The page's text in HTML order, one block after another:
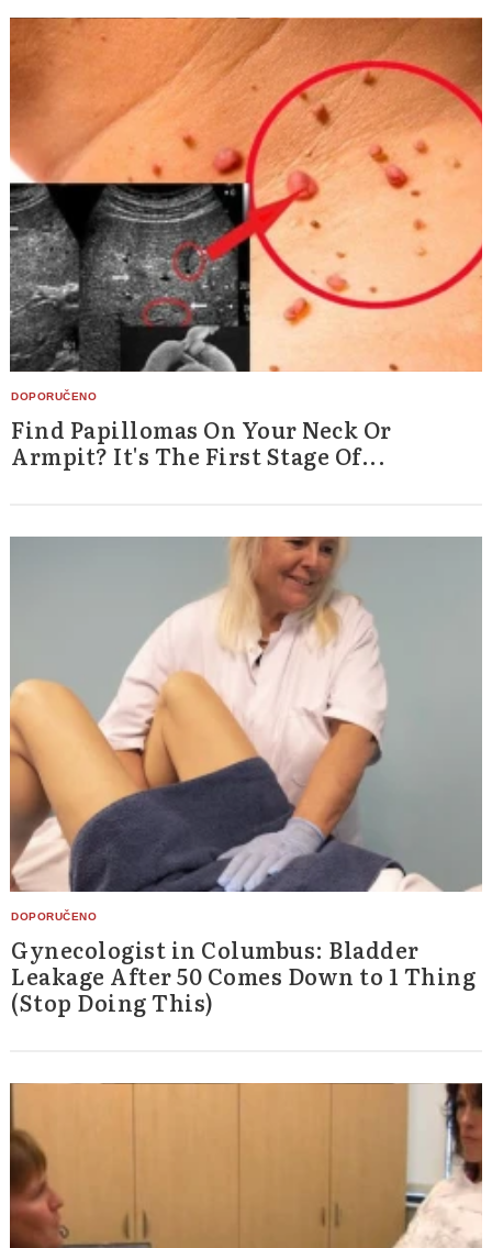
Find Papillomas On Your Neck Or
Armpit? It's The First Stage Of...
Gynecologist in Columbus: Bladder
Leakage After 50 Comes Down to 1 Thing
(Stop Doing This)